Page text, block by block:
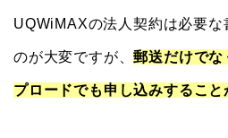
UQWiMAXの法人契約は必要な
のが大変ですが、郵送だけでな
プロードでも申し込みすること